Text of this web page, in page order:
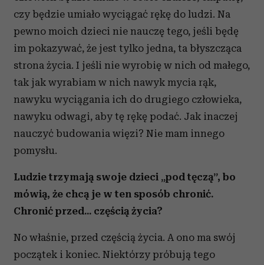
czy będzie umiało wyciągać rękę do ludzi. Na
pewno moich dzieci nie nauczę tego, jeśli będę
im pokazywać, że jest tylko jedna, ta błyszcząca
strona życia. I jeśli nie wyrobię w nich od małego,
tak jak wyrabiam w nich nawyk mycia rąk,
nawyku wyciągania ich do drugiego człowieka,
nawyku odwagi, aby tę rękę podać. Jak inaczej
nauczyć budowania więzi? Nie mam innego
pomysłu.
Ludzie trzymają swoje dzieci „pod tęczą”, bo
mówią, że chcą je w ten sposób chronić.
Chronić przed... częścią życia?
No właśnie, przed częścią życia. A ono ma swój
początek i koniec. Niektórzy próbują tego